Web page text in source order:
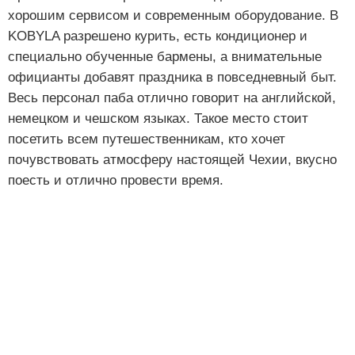
хорошим сервисом и современным оборудование. В
KOBYLA разрешено курить, есть кондиционер и
специально обученные бармены, а внимательные
официанты добавят праздника в повседневный быт.
Весь персонал паба отлично говорит на английской,
немецком и чешском языках. Такое место стоит
посетить всем путешественникам, кто хочет
почувствовать атмосферу настоящей Чехии, вкусно
поесть и отлично провести время.